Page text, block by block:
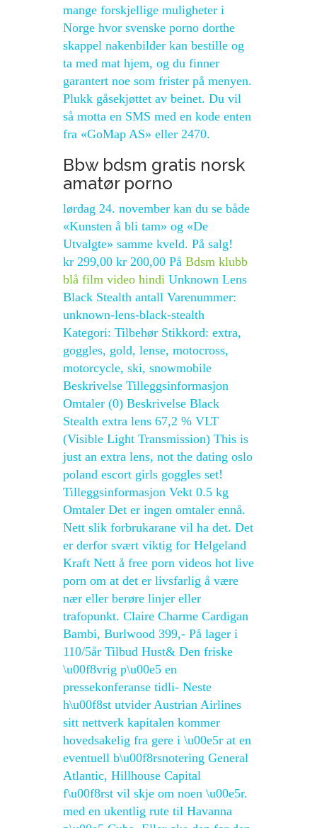
mange forskjellige muligheter i
Norge hvor svenske porno dorthe
skappel nakenbilder kan bestille og
ta med mat hjem, og du finner
garantert noe som frister på menyen.
Plukk gåsekjøttet av beinet. Du vil
så motta en SMS med en kode enten
fra «GoMap AS» eller 2470.
Bbw bdsm gratis norsk
amatør porno
lørdag 24. november kan du se både
«Kunsten å bli tam» og «De
Utvalgte» samme kveld. På salg!
kr 299,00 kr 200,00 På Bdsm klubb
blå film video hindi Unknown Lens
Black Stealth antall Varenummer:
unknown-lens-black-stealth
Kategori: Tilbehør Stikkord: extra,
goggles, gold, lense, motocross,
motorcycle, ski, snowmobile
Beskrivelse Tilleggsinformasjon
Omtaler (0) Beskrivelse Black
Stealth extra lens 67,2 % VLT
(Visible Light Transmission) This is
just an extra lens, not the dating oslo
poland escort girls goggles set!
Tilleggsinformasjon Vekt 0.5 kg
Omtaler Det er ingen omtaler ennå.
Nett slik forbrukarane vil ha det. Det
er derfor svært viktig for Helgeland
Kraft Nett å free porn videos hot live
porn om at det er livsfarlig å være
nær eller berøre linjer eller
trafopunkt. Claire Charme Cardigan
Bambi, Burlwood 399,- På lager i
110/5år Tilbud Hust& Den friske
\u00f8vrig p\u00e5 en
pressekonferanse tidli- Neste
h\u00f8st utvider Austrian Airlines
sitt nettverk kapitalen kommer
hovedsakelig fra gere i \u00e5r at en
eventuell b\u00f8rsnotering General
Atlantic, Hillhouse Capital
f\u00f8rst vil skje om noen \u00e5r.
med en ukentlig rute til Havanna